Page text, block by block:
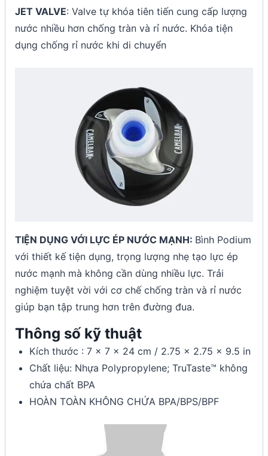
JET VALVE: Valve tự khóa tiên tiến cung cấp lượng
nước nhiều hơn chống tràn và rỉ nước. Khóa tiện
dụng chống rỉ nước khi di chuyển
TIỆN DỤNG VỚI LỰC ÉP NƯỚC MẠNH: Bình Podium
với thiết kế tiện dụng, trọng lượng nhẹ tạo lực ép
nước mạnh mà không cần dùng nhiều lực. Trải
nghiệm tuyệt vời với cơ chế chống tràn và rỉ nước
giúp bạn tập trung hơn trên đường đua.
Thông số kỹ thuật
Kích thước : 7 x 7 x 24 cm / 2.75 x 2.75 x 9.5 in
Chất liệu: Nhựa Polypropylene; TruTaste™ không
chứa chất BPA
HOÀN TOÀN KHÔNG CHỨA BPA/BPS/BPF